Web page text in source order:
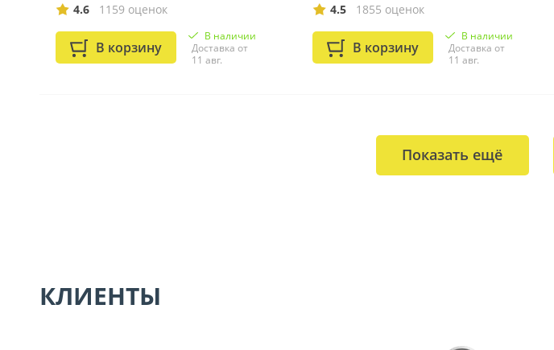
4.6
1159 оценок
В корзину
В наличии
Доставка от
11 авг.
4.5
1855 оценок
В корзину
В наличии
Доставка от
11 авг.
Показать ещё
КЛИЕНТЫ